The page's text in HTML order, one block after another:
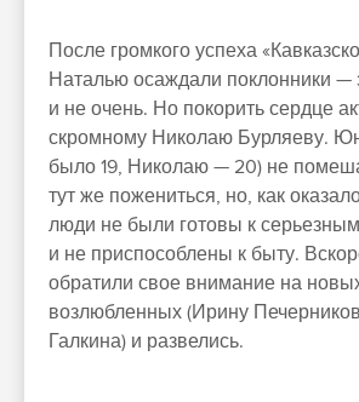
После громкого успеха
Наталью осаждали поклонники —
и не очень. Но покорить сердце
скромному Николаю Бурляеву.
было 19, Николаю — 20) не
тут же пожениться, но, как
люди не были готовы к
и не приспособлены к быту.
обратили свое внимание на
возлюбленных (Ирину
Галкина) и развелись.